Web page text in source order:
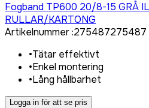
Fogband TP600 20/8-15 GRÅ
RULLAR/KARTONG
Artikelnummer:275487275487
•Tätar effektivt
•Enkel montering
•Lång hållbarhet
Logga in för att se pris